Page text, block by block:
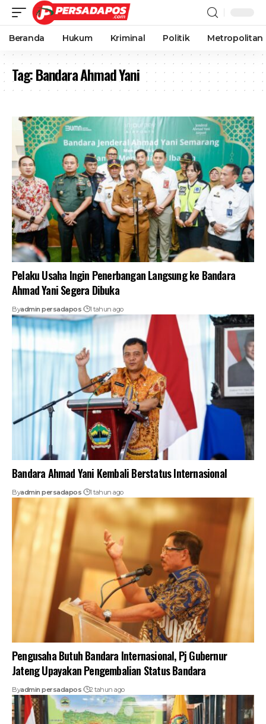
Beranda Hukum Kriminal Politik Metropolitan
Tag:Bandara Ahmad Yani
Pelaku Usaha Ingin Penerbangan Langsung ke Bandara
Ahmad Yani Segera Dibuka
Byadmin persadapos 1 tahun ago
Bandara Ahmad Yani Kembali Berstatus Internasional
Byadmin persadapos 1 tahun ago
Pengusaha Butuh Bandara Internasional, Pj Gubernur
Jateng Upayakan Pengembalian Status Bandara
Byadmin persadapos 2 tahun ago